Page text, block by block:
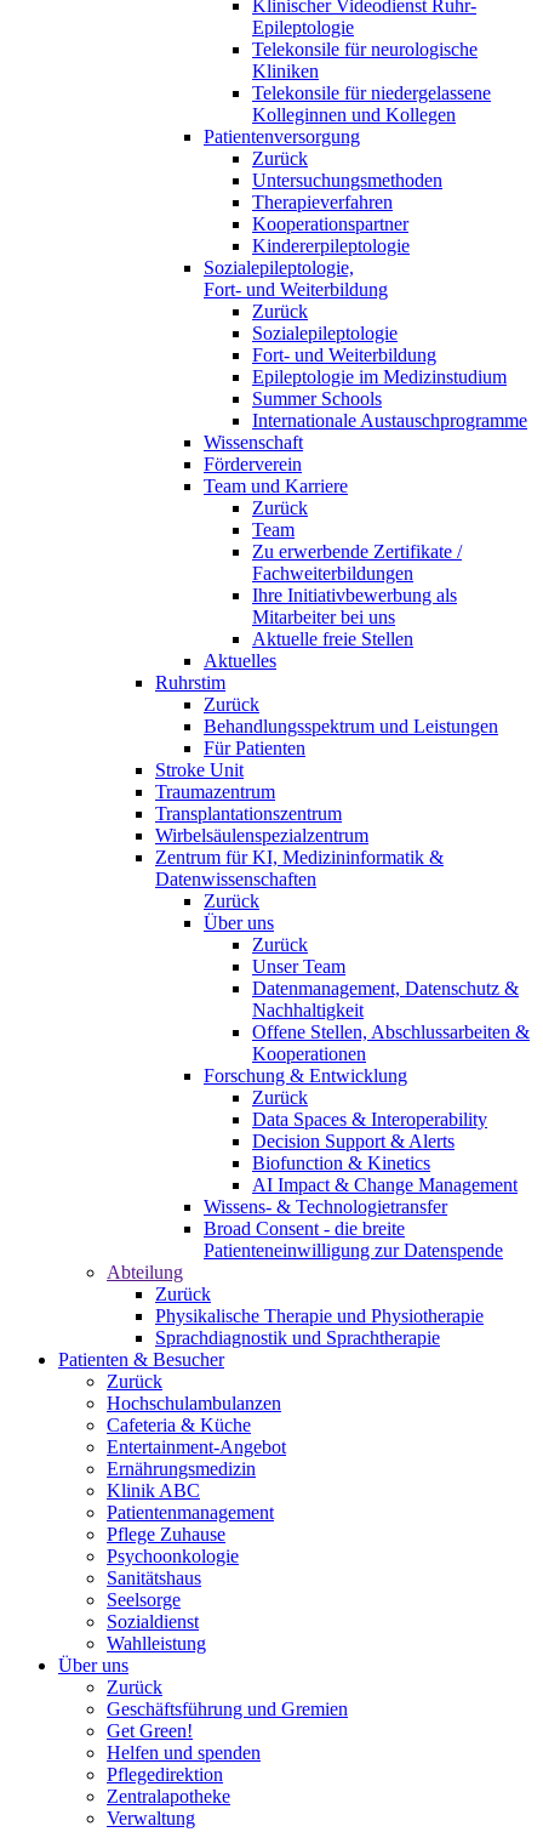
Klinischer Videodienst Ruhr-
Epileptologie
Telekonsile für neurologische
Kliniken
Telekonsile für niedergelassene
Kolleginnen und Kollegen
Patientenversorgung
Zurück
Untersuchungsmethoden
Therapieverfahren
Kooperationspartner
Kindererpileptologie
Sozialepileptologie,
Fort- und Weiterbildung
Zurück
Sozialepileptologie
Fort- und Weiterbildung
Epileptologie im Medizinstudium
Summer Schools
Internationale Austauschprogramme
Wissenschaft
Förderverein
Team und Karriere
Zurück
Team
Zu erwerbende Zertifikate /
Fachweiterbildungen
Ihre Initiativbewerbung als
Mitarbeiter bei uns
Aktuelle freie Stellen
Aktuelles
Ruhrstim
Zurück
Behandlungsspektrum und Leistungen
Für Patienten
Stroke Unit
Traumazentrum
Transplantationszentrum
Wirbelsäulenspezialzentrum
Zentrum für KI, Medizininformatik &
Datenwissenschaften
Zurück
Über uns
Zurück
Unser Team
Datenmanagement, Datenschutz &
Nachhaltigkeit
Offene Stellen, Abschlussarbeiten &
Kooperationen
Forschung & Entwicklung
Zurück
Data Spaces & Interoperability
Decision Support & Alerts
Biofunction & Kinetics
AI Impact & Change Management
Wissens- & Technologietransfer
Broad Consent - die breite
Patienteneinwilligung zur Datenspende
Abteilung
Zurück
Physikalische Therapie und Physiotherapie
Sprachdiagnostik und Sprachtherapie
Patienten & Besucher
Zurück
Hochschulambulanzen
Cafeteria & Küche
Entertainment-Angebot
Ernährungsmedizin
Klinik ABC
Patientenmanagement
Pflege Zuhause
Psychoonkologie
Sanitätshaus
Seelsorge
Sozialdienst
Wahlleistung
Über uns
Zurück
Geschäftsführung und Gremien
Get Green!
Helfen und spenden
Pflegedirektion
Zentralapotheke
Verwaltung